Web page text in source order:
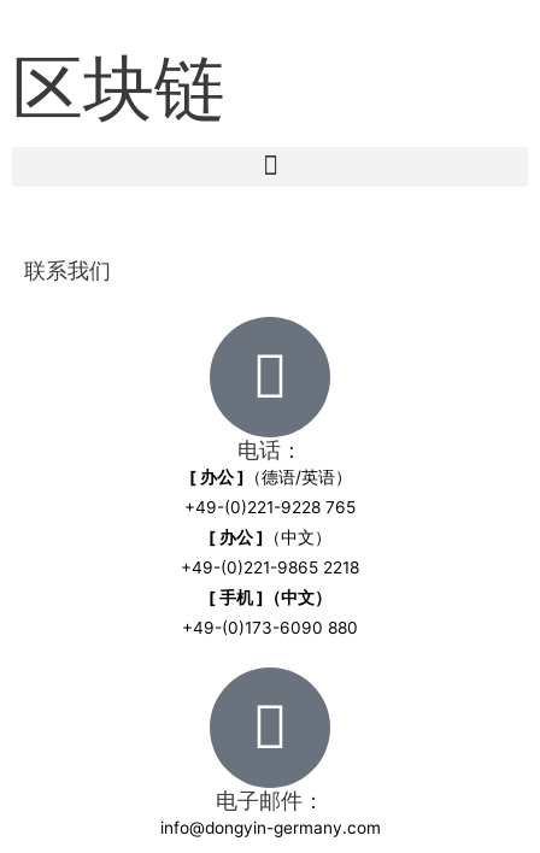
区块链
联系我们
电话：
[ 办公 ] （德语/英语）
+49-(0)221-9228 765
[ 办公 ] （中文）
+49-(0)221-9865 2218
[ 手机 ]（中文）
+49-(0)173-6090 880
电子邮件：
info@dongyin-germany.com